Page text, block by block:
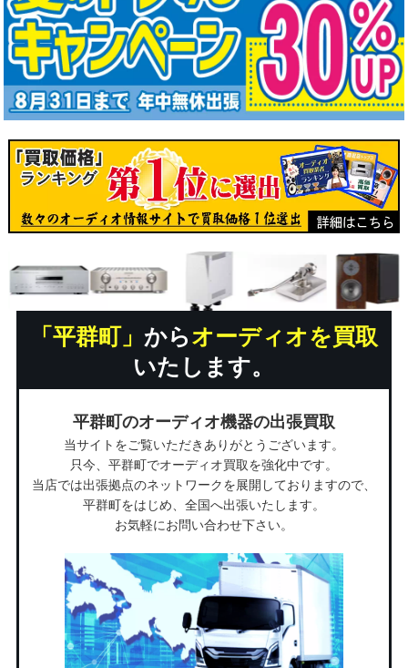
「平群町」 からオーディオを買取
いたします。
平群町のオーディオ機器の出張買取
当サイトをご覧いただきありがとうございます。
只今、平群町でオーディオ買取を強化中です。
当店では出張拠点のネットワークを展開しておりますので、
平群町をはじめ、全国へ出張いたします。
お気軽にお問い合わせ下さい。